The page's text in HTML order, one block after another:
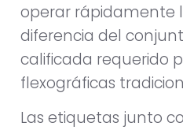
operar rápidamente
diferencia del
calificada requerido
flexográficas
Las etiquetas junto